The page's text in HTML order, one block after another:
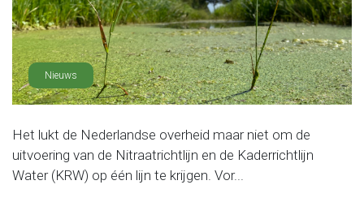
Nieuws
Het lukt de Nederlandse overheid maar niet om de
uitvoering van de Nitraatrichtlijn en de Kaderrichtlijn
Water (KRW) op één lijn te krijgen. Vor...